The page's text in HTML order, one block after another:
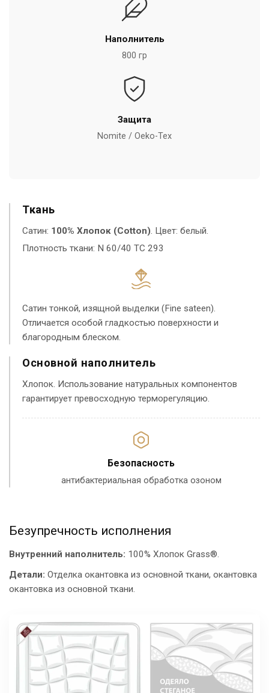
Наполнитель
800 гр
Защита
Nomite / Oeko-Tex
Ткань
Сатин: 100% Хлопок (Cotton). Цвет: белый.
Плотность ткани: N 60/40 TC 293
Сатин тонкой, изящной выделки (Fine sateen).
Отличается особой гладкостью поверхности и
благородным блеском.
Основной наполнитель
Хлопок. Использование натуральных компонентов
гарантирует превосходную терморегуляцию.
Безопасность
антибактериальная обработка озоном
Безупречность исполнения
Внутренний наполнитель: 100% Хлопок Grass®.
Детали: Отделка окантовка из основной ткани, окантовка
окантовка из основной ткани.